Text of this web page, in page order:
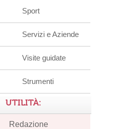
Sport
Servizi e Aziende
Visite guidate
Strumenti
UTILITÀ:
Redazione